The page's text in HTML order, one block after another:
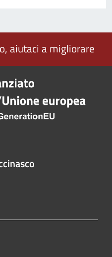
aiutaci a migliorare